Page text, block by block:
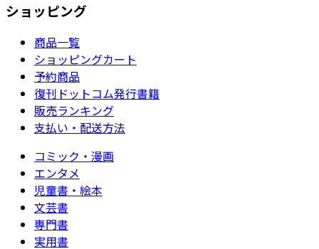
ショッピング
商品一覧
ショッピングカート
予約商品
復刊ドットコム発行書籍
販売ランキング
支払い・配送方法
コミック・漫画
エンタメ
児童書・絵本
文芸書
専門書
実用書